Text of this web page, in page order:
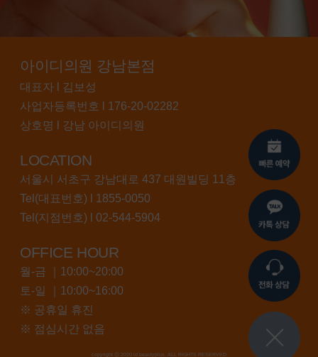
아이디의원 강남본점
대표자 l 김보성
사업자등록번호 l 176-20-02282
상호명 l 강남 아이디의원
LOCATION
서울시 서초구 강남대로 437 대원빌딩 11층
Tel(대표번호) l 1855-0050
Tel(지점번호) l 02-544-5904
OFFICE HOUR
월-금 ｜10:00~20:00
토-일 ｜10:00~16:00
※ 공휴일 휴진
※ 점심시간 없음
copyright ⓒ 2020 id beautyplus. ALL RIGHTS RESERVED